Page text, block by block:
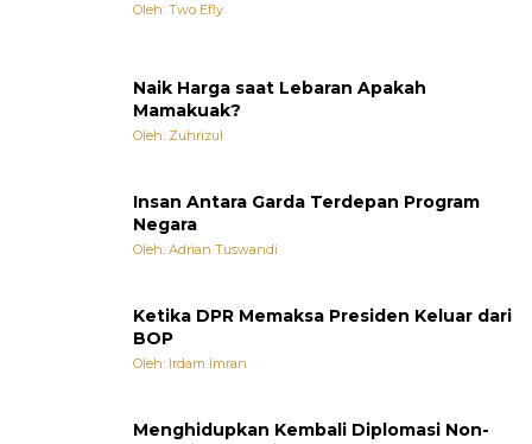
Oleh: Two Efly
Naik Harga saat Lebaran Apakah
Mamakuak?
Oleh: Zuhrizul
Insan Antara Garda Terdepan Program
Negara
Oleh: Adrian Tuswandi
Ketika DPR Memaksa Presiden Keluar dari
BOP
Oleh: Irdam Imran
Menghidupkan Kembali Diplomasi Non-